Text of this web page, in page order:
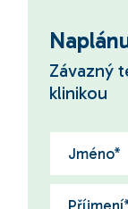
Závazný
klinikou